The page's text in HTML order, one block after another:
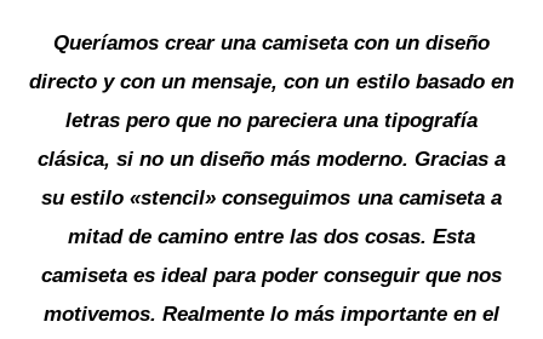
Queríamos crear una camiseta con un diseño
directo y con un mensaje, con un estilo basado en
letras pero que no pareciera una tipografía
clásica, si no un diseño más moderno. Gracias a
su estilo «stencil» conseguimos una camiseta a
mitad de camino entre las dos cosas. Esta
camiseta es ideal para poder conseguir que nos
motivemos. Realmente lo más importante en el